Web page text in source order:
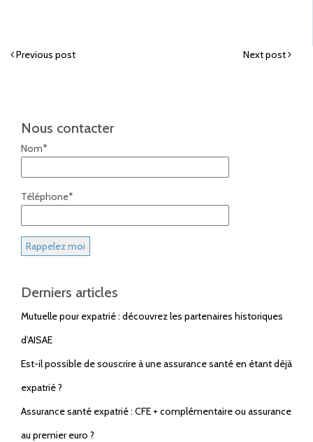
Next post
Previous post
Nous contacter
Nom*
Téléphone*
Derniers articles
Mutuelle pour expatrié : découvrez les partenaires historiques
d’AISAE
Est-il possible de souscrire à une assurance santé en étant déjà
expatrié ?
Assurance santé expatrié : CFE + complémentaire ou assurance
au premier euro ?